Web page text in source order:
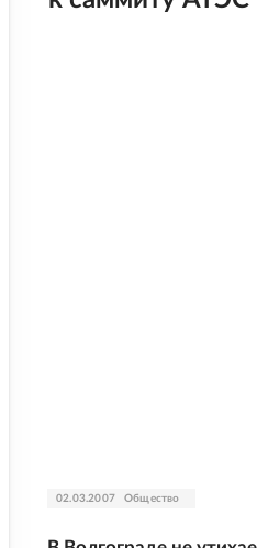
02.03.2007 Общество